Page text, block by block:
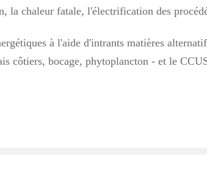
la chaleur fatale, l'électrification des
à l'aide d'intrants matières
côtiers, bocage, phytoplancton - et le